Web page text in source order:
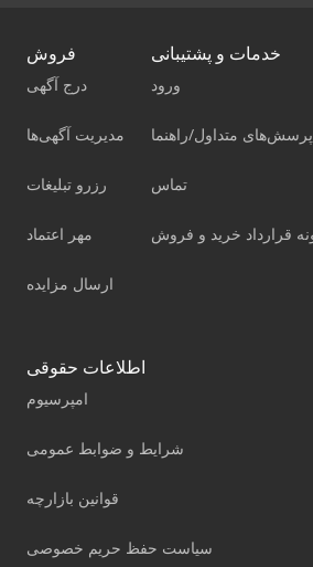
فروش
درج آگهی
مدیریت آگهی‌ها
رزرو تبلیغات
مهر اعتماد
ارسال مزایده
خدمات و پشتیبانی
ورود
پرسش‌های متداول/راهنما
تماس
قرارداد خرید و فروش
اطلاعات حقوقی
امپرسیوم
شرایط و ضوابط عمومی
قوانین بازارچه
سیاست حفظ حریم خصوصی